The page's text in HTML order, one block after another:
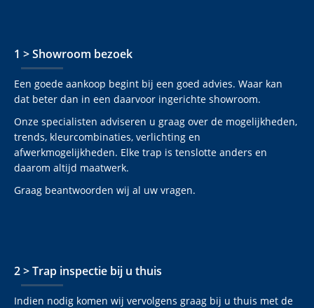
1 > Showroom bezoek
Een goede aankoop begint bij een goed advies. Waar kan
dat beter dan in een daarvoor ingerichte showroom.
Onze specialisten adviseren u graag over de mogelijkheden,
trends, kleurcombinaties, verlichting en
afwerkmogelijkheden. Elke trap is tenslotte anders en
daarom altijd maatwerk.
Graag beantwoorden wij al uw vragen.
2 > Trap inspectie bij u thuis
Indien nodig komen wij vervolgens graag bij u thuis met de